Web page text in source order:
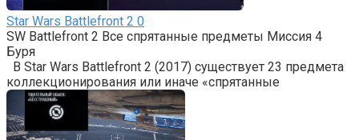
Star Wars Battlefront 2 0
SW Battlefront 2 Все спрятанные предметы Миссия 4
Буря
В Star Wars Battlefront 2 (2017) существует 23 предмета
коллекционирования или иначе «спрятанные